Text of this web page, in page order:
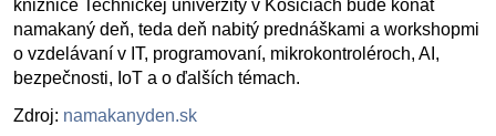
knižnice Technickej univerzity v Košiciach bude konať
namakaný deň, teda deň nabitý prednáškami a workshopmi
o vzdelávaní v IT, programovaní, mikrokontroléroch, AI,
bezpečnosti, IoT a o ďalších témach.
Zdroj: namakanyden.sk